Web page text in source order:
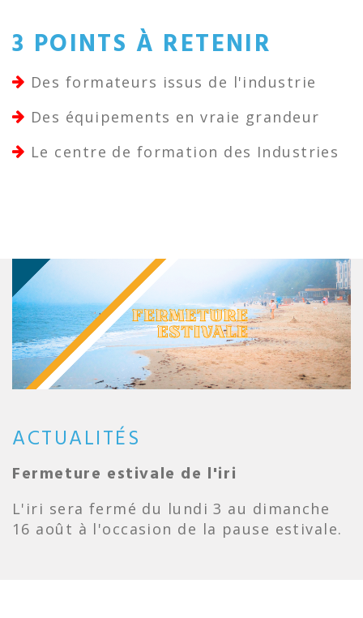
3 POINTS À RETENIR
Des formateurs issus de l'industrie
Des équipements en vraie grandeur
Le centre de formation des Industries
ACTUALITÉS
Fermeture estivale de l'iri
L'iri sera fermé du lundi 3 au dimanche
16 août à l'occasion de la pause estivale.